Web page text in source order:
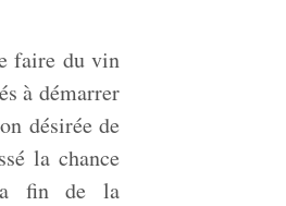
faire du vin
à démarrer
désirée de
la chance
fin de la